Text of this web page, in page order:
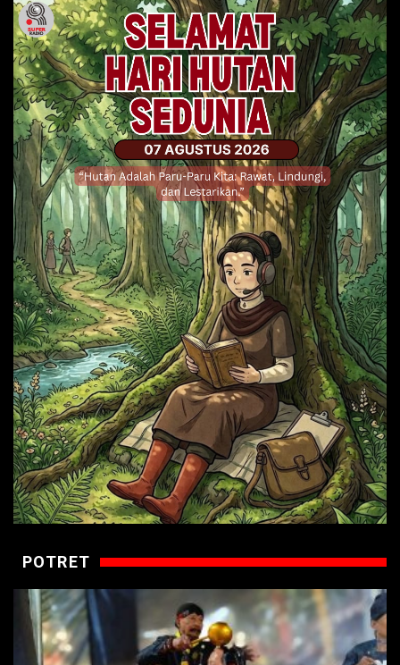
POTRET